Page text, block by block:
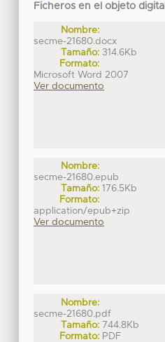
Ficheros en el objeto digital
Nombre:
secme-21680.docx
Tamaño: 314.6Kb
Formato:
Microsoft Word 2007
Ver documento
Nombre:
secme-21680.epub
Tamaño: 176.5Kb
Formato:
application/epub+zip
Ver documento
Nombre:
secme-21680.pdf
Tamaño: 744.8Kb
Formato: PDF